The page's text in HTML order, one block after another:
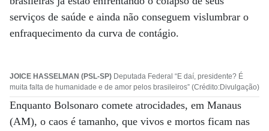
serviços de saúde e ainda não conseguem vislumbrar o
enfraquecimento da curva de contágio.
JOICE HASSELMAN (PSL-SP) Deputada Federal “E daí, presidente? É
muita falta de humanidade e de amor pelos brasileiros” (Crédito:Divulgação)
Enquanto Bolsonaro comete atrocidades, em Manaus
(AM), o caos é tamanho, que vivos e mortos ficam nas